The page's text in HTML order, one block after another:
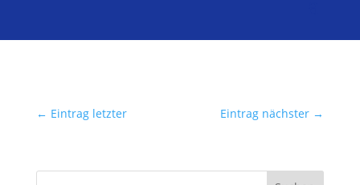
← Eintrag letzter Eintrag nächster →